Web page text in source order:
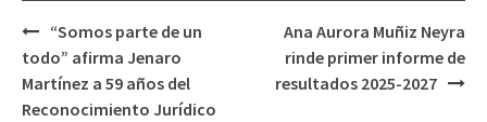
Post
navigation
“Somos parte de un
todo” afirma Jenaro
Martínez a 59 años del
Reconocimiento Jurídico
Ana Aurora Muñiz Neyra
rinde primer informe de
resultados 2025-2027